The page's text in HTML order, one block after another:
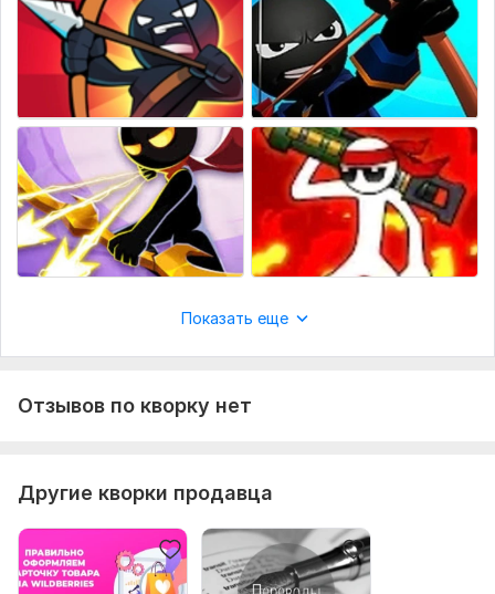
Показать еще
Отзывов по кворку нет
Другие кворки продавца